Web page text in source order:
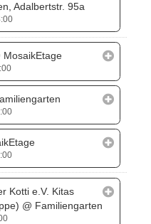
Adalbertstr. 95a
MosaikEtage
Kotti e.V. Kitas
@ Familiengarten